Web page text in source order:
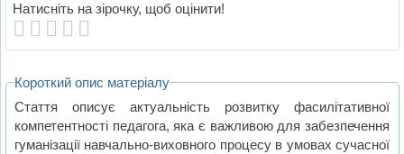
Натисніть на зірочку, щоб оцінити!
Короткий опис матеріалу
Стаття описує актуальність розвитку фасилітативної
компетентності педагога, яка є важливою для забезпечення
гуманізації навчально-виховного процесу в умовах сучасної